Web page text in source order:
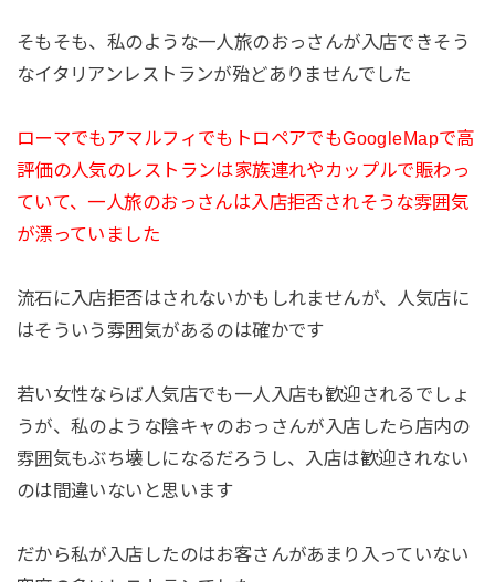
そもそも、私のような一人旅のおっさんが入店できそう
なイタリアンレストランが殆どありませんでした
ローマでもアマルフィでもトロペアでもGoogleMapで高
評価の人気のレストランは家族連れやカップルで賑わっ
ていて、一人旅のおっさんは入店拒否されそうな雰囲気
が漂っていました
流石に入店拒否はされないかもしれませんが、人気店に
はそういう雰囲気があるのは確かです
若い女性ならば人気店でも一人入店も歓迎されるでしょ
うが、私のような陰キャのおっさんが入店したら店内の
雰囲気もぶち壊しになるだろうし、入店は歓迎されない
のは間違いないと思います
だから私が入店したのはお客さんがあまり入っていない